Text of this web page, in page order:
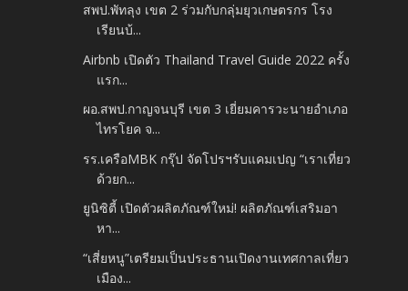
สพป.พัทลุง เขต 2 ร่วมกับกลุ่มยุวเกษตรกร โรง
เรียนบ้...
Airbnb เปิดตัว Thailand Travel Guide 2022 ครั้ง
แรก...
ผอ.สพป.กาญจนบุรี เขต 3 เยี่ยมคารวะนายอำเภอ
ไทรโยค จ...
รร.เครือMBK กรุ๊ป จัดโปรฯรับแคมเปญ “เราเที่ยว
ด้วยก...
ยูนิซิตี้ เปิดตัวผลิตภัณฑ์ใหม่! ผลิตภัณฑ์เสริมอา
หา...
“เสี่ยหนู”เตรียมเป็นประธานเปิดงานเทศกาลเที่ยว
เมือง...